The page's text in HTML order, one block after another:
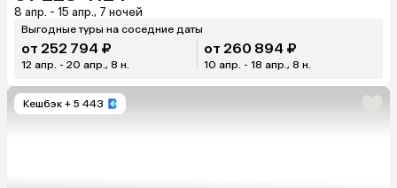
8 апр. - 15 апр., 7 ночей
Выгодные туры на соседние даты
от 252 794 ₽
12 апр. - 20 апр., 8 н.
от 260 894 ₽
10 апр. - 18 апр., 8 н.
Кешбэк + 5 443